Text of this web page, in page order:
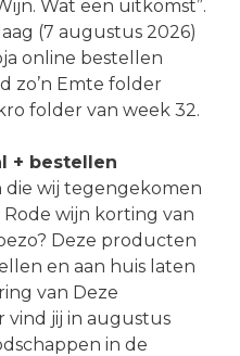
Wat een uitkomst”.
(7 augustus 2026)
online bestellen
zo’n Emte folder
folder van week 32.
+ bestellen
die wij tegengekomen
Rode wijn korting van
Deze producten
en aan huis laten
van Deze
vind jij in augustus
in de